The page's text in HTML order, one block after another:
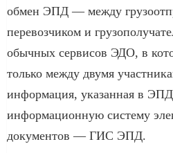
обмен ЭПД — между
перевозчиком и
обычных сервисов ЭДО, в
только между двумя
информация, указанная в
информационную систему
документов — ГИС ЭПД.